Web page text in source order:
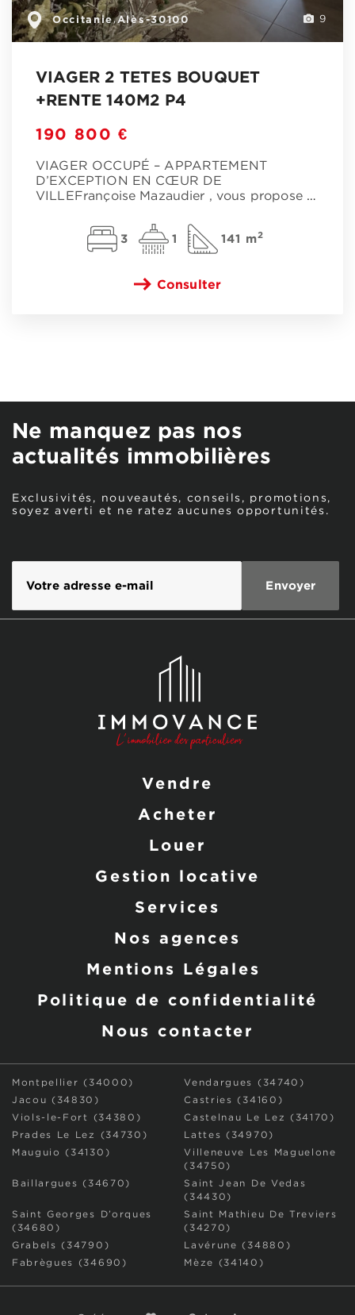
9
Occitanie,Alès-30100
VIAGER 2 TETES BOUQUET
+RENTE 140M2 P4
190 800 €
VIAGER OCCUPÉ – APPARTEMENT
D’EXCEPTION EN CŒUR DE
VILLEFrançoise Mazaudier , vous propose …
3 1 141 m2
Consulter
Ne manquez pas nos
actualités immobilières
Exclusivités, nouveautés, conseils, promotions,
soyez averti et ne ratez aucunes opportunités.
Vendre
Acheter
Louer
Gestion locative
Services
Nos agences
Mentions Légales
Politique de confidentialité
Nous contacter
Montpellier (34000)
Vendargues (34740)
Jacou (34830)
Castries (34160)
Viols-le-Fort (34380)
Castelnau Le Lez (34170)
Prades Le Lez (34730)
Lattes (34970)
Mauguio (34130)
Villeneuve Les Maguelone
(34750)
Baillargues (34670)
Saint Jean De Vedas
(34430)
Saint Georges D’orques
(34680)
Saint Mathieu De Treviers
(34270)
Grabels (34790)
Lavérune (34880)
Fabrègues (34690)
Mèze (34140)